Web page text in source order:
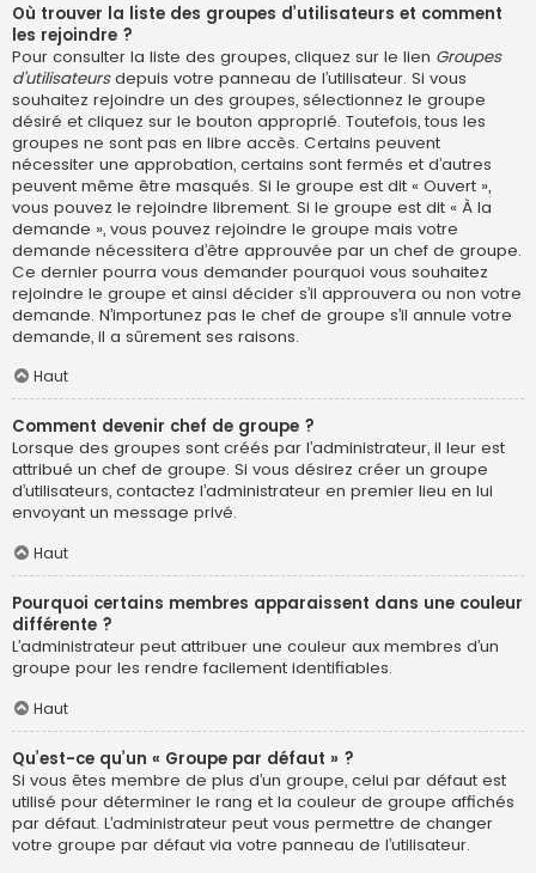
Où trouver la liste des groupes d’utilisateurs et comment
les rejoindre ?
Pour consulter la liste des groupes, cliquez sur le lien Groupes
d’utilisateursdepuis votre panneau de l’utilisateur. Si vous
souhaitez rejoindre un des groupes, sélectionnez le groupe
désiré et cliquez sur le bouton approprié. Toutefois, tous les
groupes ne sont pas en libre accès. Certains peuvent
nécessiter une approbation, certains sont fermés et d’autres
peuvent même être masqués. Si le groupe est dit « Ouvert »,
vous pouvez le rejoindre librement. Si le groupe est dit « À la
demande », vous pouvez rejoindre le groupe mais votre
demande nécessitera d’être approuvée par un chef de groupe.
Ce dernier pourra vous demander pourquoi vous souhaitez
rejoindre le groupe et ainsi décider s’il approuvera ou non votre
demande. N’importunez pas le chef de groupe s’il annule votre
demande, il a sûrement ses raisons.
Haut
Comment devenir chef de groupe ?
Lorsque des groupes sont créés par l’administrateur, il leur est
attribué un chef de groupe. Si vous désirez créer un groupe
d’utilisateurs, contactez l’administrateur en premier lieu en lui
envoyant un message privé.
Haut
Pourquoi certains membres apparaissent dans une couleur
différente ?
L’administrateur peut attribuer une couleur aux membres d’un
groupe pour les rendre facilement identifiables.
Haut
Qu’est-ce qu’un « Groupe par défaut » ?
Si vous êtes membre de plus d’un groupe, celui par défaut est
utilisé pour déterminer le rang et la couleur de groupe affichés
par défaut. L’administrateur peut vous permettre de changer
votre groupe par défaut via votre panneau de l’utilisateur.